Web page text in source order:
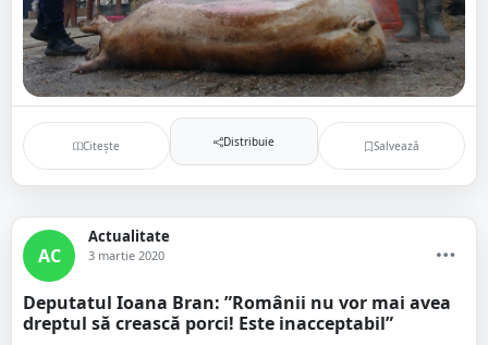
Citește Distribuie Salvează
AC
Actualitate
3 martie 2020
Deputatul Ioana Bran: ”Românii nu vor mai avea
dreptul să crească porci! Este inacceptabil”